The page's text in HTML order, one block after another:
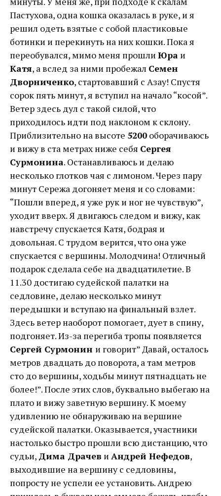
Пастухова, одна кошка оказалась в руке, и я
решил одеть взятые с собой пластиковые
ботинки и перекинуть на них кошки. Пока я
переобувался, мимо меня прошли Юра и
Катя, а вслед за ними пробежал Семен
Дворниченко, стартовавший с Азау! Спустя
сорок пять минут, я вступил на начало “косой”.
Ветер здесь дул с такой силой, что
приходилось идти под наклоном к склону.
Приблизительно на высоте 5200 оборачиваюсь
и вижу в ста метрах ниже себя Сергея
Сурмонина. Останавливаюсь и делаю
несколько глотков чая с лимоном. Через пару
минут Сережа догоняет меня и со словами:
“Пошли вперед, я уже рук и ног не чувствую”,
уходит вверх. Я двигаюсь следом и вижу, как
навстречу спускается Катя, бодрая и
довольная. С трудом верится, что она уже
спускается с вершины. Молодчина! Отличный
подарок сделала себе на двадцатилетие. В
11.30 достигаю судейской палатки на
седловине, делаю несколько минут
передышки и вступаю на финальный взлет.
Здесь ветер наоборот помогает, дует в спину,
подгоняет. Из-за перегиба тропы появляется
Сергей Сурмонин и говорит” Давай, осталось
метров двадцать до поворота, а там метров
сто до вершины, ходьбы минут пятнадцать не
более!”. После этих слов, буквально выбегаю на
плато и вижу заветную вершину. К моему
удивлению не обнаруживаю на вершине
судейской палатки. Оказывается, участники
настолько быстро прошли всю дистанцию, что
судьи, Дима Драчев и Андрей Нефедов,
выходившие на вершину с седловины,
попросту не успели ее установить. Андрею